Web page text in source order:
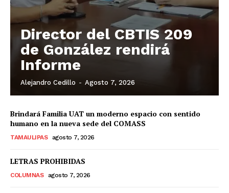
Director del CBTIS 209
de González rendirá
Informe
Alejandro Cedillo - Agosto 7, 2026
Brindará Familia UAT un moderno espacio con sentido
humano en la nueva sede del COMASS
TAMAULIPAS agosto 7, 2026
LETRAS PROHIBIDAS
COLUMNAS agosto 7, 2026